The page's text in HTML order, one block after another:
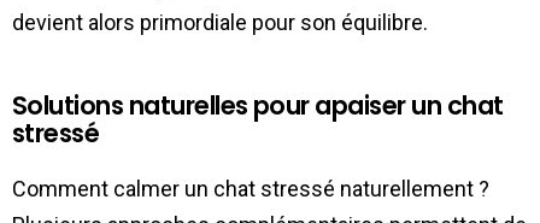
devient alors primordiale pour son équilibre.
Solutions naturelles pour apaiser un chat
stressé
Comment calmer un chat stressé naturellement ?